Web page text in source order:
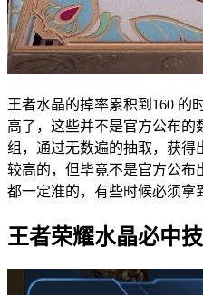
王者水晶的掉率累积到160 的
高了，这些并不是官方公布
组，通过无数遍的抽取，获得
较高的，但毕竟不是官方公布
都一定准的，有些时候必须拿
王者荣耀水晶必中